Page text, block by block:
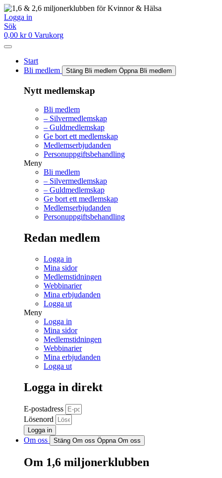
Hoppa
till
innehåll
Logga in
Sök
0,00 kr 0 Varukorg
Start
Bli medlem
Stäng Bli medlem Öppna Bli medlem
Nytt medlemskap
Bli medlem
– Silvermedlemskap
– Guldmedlemskap
Ge bort ett medlemskap
Medlemserbjudanden
Personuppgiftsbehandling
Meny
Bli medlem
– Silvermedlemskap
– Guldmedlemskap
Ge bort ett medlemskap
Medlemserbjudanden
Personuppgiftsbehandling
Redan medlem
Logga in
Mina sidor
Medlemstidningen
Webbinarier
Mina erbjudanden
Logga ut
Meny
Logga in
Mina sidor
Medlemstidningen
Webbinarier
Mina erbjudanden
Logga ut
Logga in direkt
E-postadress
Lösenord
Logga in
Om oss Stäng Om oss Öppna Om oss
Om 1,6 miljonerklubben